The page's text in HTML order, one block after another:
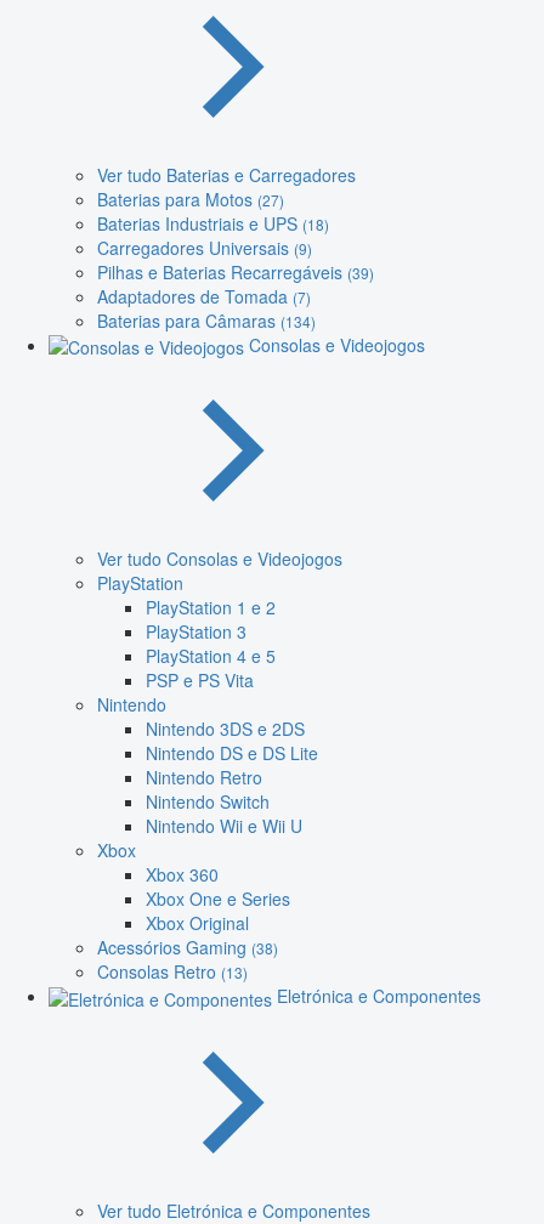
Ver tudo Baterias e Carregadores
Baterias para Motos (27)
Baterias Industriais e UPS (18)
Carregadores Universais (9)
Pilhas e Baterias Recarregáveis (39)
Adaptadores de Tomada (7)
Baterias para Câmaras (134)
Consolas e Videojogos
Ver tudo Consolas e Videojogos
PlayStation
PlayStation 1 e 2
PlayStation 3
PlayStation 4 e 5
PSP e PS Vita
Nintendo
Nintendo 3DS e 2DS
Nintendo DS e DS Lite
Nintendo Retro
Nintendo Switch
Nintendo Wii e Wii U
Xbox
Xbox 360
Xbox One e Series
Xbox Original
Acessórios Gaming (38)
Consolas Retro (13)
Eletrónica e Componentes
Ver tudo Eletrónica e Componentes